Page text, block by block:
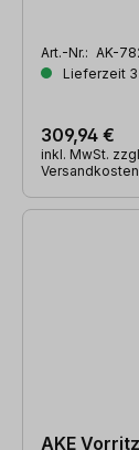
Art.-Nr.: AK-
Lieferzeit
309,94 €
inkl. MwSt.
Versandkosten
AKE